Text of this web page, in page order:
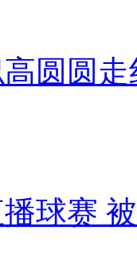
圆圆走
球赛